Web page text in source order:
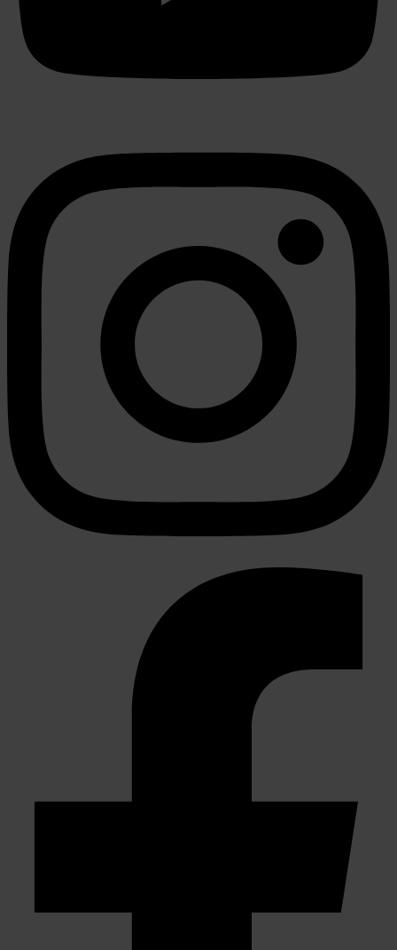
partners voor social media, adverteren en analyse. Deze
partners kunnen deze gegevens combineren met andere
informatie die u aan ze heeft verstrekt of die ze hebben
verzameld op basis van uw gebruik van hun services.